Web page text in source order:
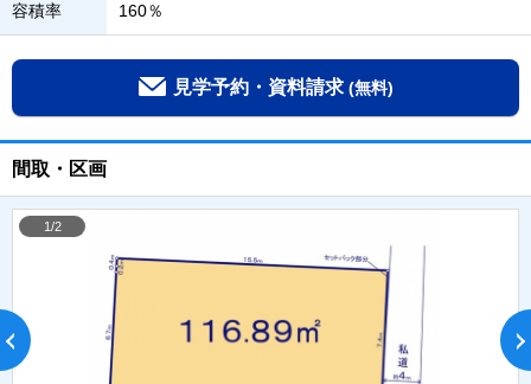
容積率 160％
見学予約・資料請求 (無料)
間取・区画
1/2